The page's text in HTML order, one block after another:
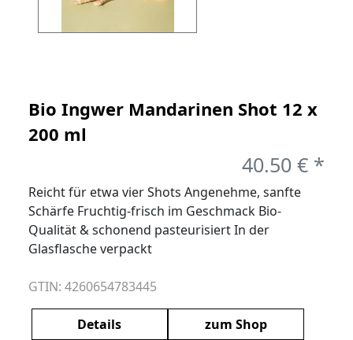
Bio Ingwer Mandarinen Shot 12 x
200 ml
40.50 € *
Reicht für etwa vier Shots Angenehme, sanfte
Schärfe Fruchtig-frisch im Geschmack Bio-
Qualität & schonend pasteurisiert In der
Glasflasche verpackt
GTIN: 4260654783445
Details zum Shop